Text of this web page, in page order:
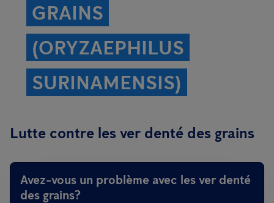
GRAINS
(ORYZAEPHILUS
SURINAMENSIS)
Lutte contre les ver denté des grains
Avez-vous un problème avec les ver denté
des grains?